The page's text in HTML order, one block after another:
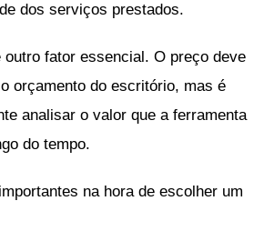
dos serviços prestados.
fator essencial. O preço deve
orçamento do escritório, mas é
analisar o valor que a ferramenta
do tempo.
na hora de escolher um